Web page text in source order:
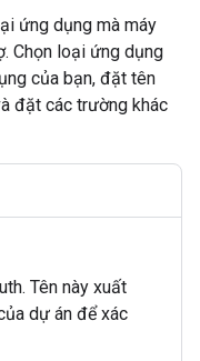
ứng dụng mà máy
Chọn loại ứng dụng
của bạn, đặt tên
đặt các trường khác
Tên này xuất
dự án để xác